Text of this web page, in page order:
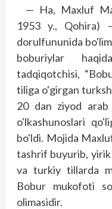
— Ha, Maxluf
1953 y., Qohira)
dorulfununida
boburiylar
tadqiqotchisi,
tiliga o'girgan
20 dan ziyod arab
o'lkashunoslari
bo'ldi. Mojida
tashrif buyurib, yirik
va turkiy tillarda
Bobur mukofoti
olimasidir.